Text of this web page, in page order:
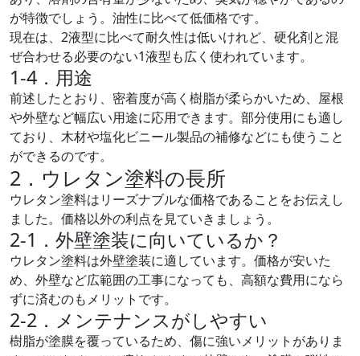
が特徴でしょう。油性に比べて低価格です。
現在は、2液型に比べて耐久性は低いけれど、硬化剤と混
ぜ合わせる必要のない1液型も広く使われています。
1-4．用途
前述したとおり、密着度が高く樹脂が柔らかいため、屋根
や外壁など幅広い用途に応用できます。部分使用にも適し
ており、木材や塩化ビニール製品の補修などにも使うこと
ができるのです。
2．ウレタン塗料の長所
ウレタン塗料はリーズナブルな価格であることをお伝えし
ました。価格以外の利点を見ていきましょう。
2-1．外壁塗装に向いているか？
ウレタン塗料は外壁塗装に適しています。価格が安いた
め、外壁など広範囲の工事になっても、高額な費用になら
ずに済むのもメリットです。
2-2．メンテナンスがしやすい
樹脂が塗膜を覆っているため、傷に強いメリットがありま